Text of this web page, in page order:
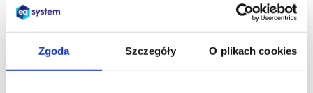
Zgoda Szczegóły O plikach cookies
oprogramowania.
To świetna okazja, aby rozwinąć
swoje umiejętności i nauczyć się nowych rzeczy.
Na przestrzeni ostatnich lat dziedzina wiedzy
związana z testowaniem znacznie się rozwinęła i